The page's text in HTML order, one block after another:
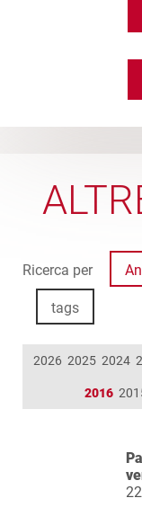
Ricerca per
tags
2026 2025 2024
2016